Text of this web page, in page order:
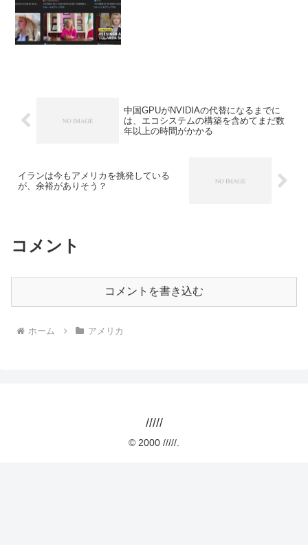
中国GPUがNVIDIAの代替になるまでに
は、エコシステムの構築を含めてまだ数
年以上の時間がかかる
イランは今もアメリカを挑発している
が、余裕がありそう？
コメント
コメントを書き込む
ホーム アメリカ
/////
© 2000 /////.